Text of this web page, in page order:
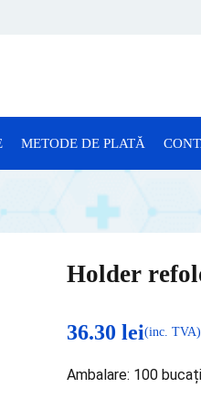
METODE DE PLATĂ
Holder
36.30 lei(inc. TVA)
Ambalare: 100